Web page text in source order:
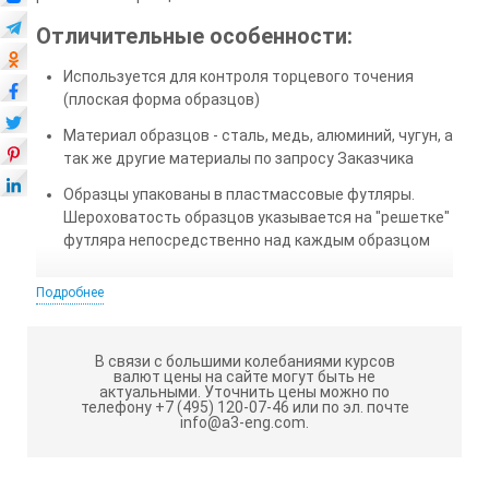
Отличительные особенности:
Используется для контроля торцевого точения
(плоская форма образцов)
Материал образцов - сталь, медь, алюминий, чугун, а
так же другие материалы по запросу Заказчика
Образцы упакованы в пластмассовые футляры.
Шероховатость образцов указывается на "решетке"
футляра непосредственно над каждым образцом
Правила эксплуатации и хранения:
образцов шероховатости во
избежание повреждений.
Температура рабочего пространства в процессе
Подробнее
В связи с большими колебаниями курсов
валют цены на сайте могут быть не
актуальными. Уточнить цены можно по
телефону +7 (495) 120-07-46 или по эл. почте
info@a3-eng.com.